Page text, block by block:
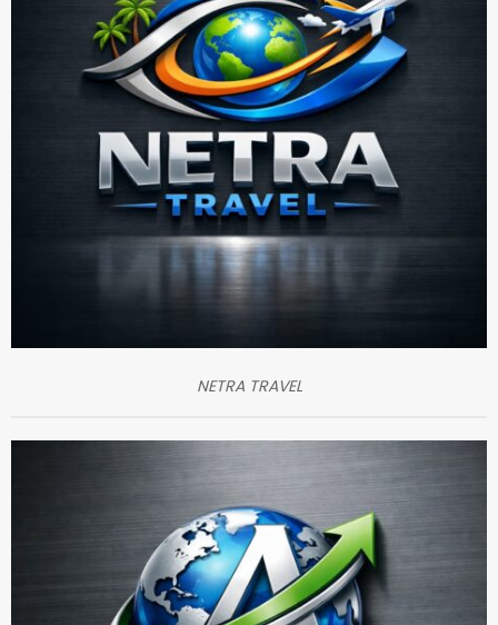
NETRA TRAVEL